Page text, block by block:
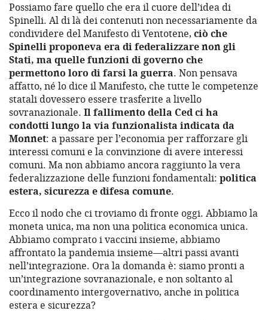
Possiamo fare quello che era il cuore dell’idea di
Spinelli. Al di là dei contenuti non necessariamente da
condividere del Manifesto di Ventotene, ciò che
Spinelli proponeva era di federalizzare non gli
Stati, ma quelle funzioni di governo che
permettono loro di farsi la guerra. Non pensava
affatto, né lo dice il Manifesto, che tutte le competenze
statali dovessero essere trasferite a livello
sovranazionale. Il fallimento della Ced ci ha
condotti lungo la via funzionalista indicata da
Monnet: a passare per l’economia per rafforzare gli
interessi comuni e la convinzione di avere interessi
comuni. Ma non abbiamo ancora raggiunto la vera
federalizzazione delle funzioni fondamentali: politica
estera, sicurezza e difesa comune.
Ecco il nodo che ci troviamo di fronte oggi. Abbiamo la
moneta unica, ma non una politica economica unica.
Abbiamo comprato i vaccini insieme, abbiamo
affrontato la pandemia insieme—altri passi avanti
nell’integrazione. Ora la domanda è: siamo pronti a
un’integrazione sovranazionale, e non soltanto al
coordinamento intergovernativo, anche in politica
estera e sicurezza?